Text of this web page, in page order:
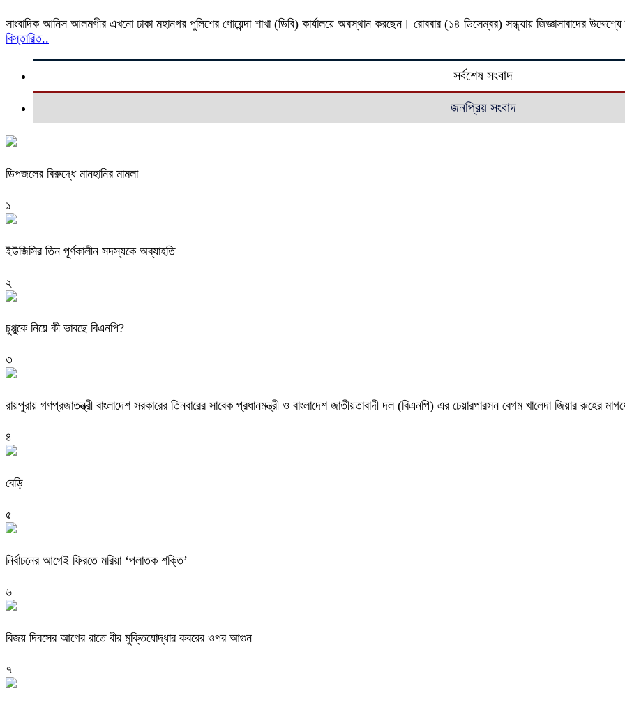
সাংবাদিক আনিস আলমগীর এখনো ঢাকা মহানগর পুলিশের গোয়েন্দা শাখা (ডিবি) কার্যালয়ে অবস্থান করছেন। রোববার (১৪ ডিসেম্বর) সন্ধ্যায় জিজ্ঞাসাবাদের উদ্দেশ্যে
বিস্তারিত..
সর্বশেষ সংবাদ
জনপ্রিয় সংবাদ
ডিপজলের বিরুদ্ধে মানহানির মামলা
১
ইউজিসির তিন পূর্ণকালীন সদস্যকে অব্যাহতি
২
চুপ্পুকে নিয়ে কী ভাবছে বিএনপি?
৩
রায়পুরায় গণপ্রজাতন্ত্রী বাংলাদেশ সরকারের তিনবারের সাবেক প্রধানমন্ত্রী ও বাংলাদেশ জাতীয়তাবাদী দল (বিএনপি) এর চেয়ারপারসন বেগম খালেদা জিয়ার রুহের
৪
বেড়ি
৫
নির্বাচনের আগেই ফিরতে মরিয়া ‘পলাতক শক্তি’
৬
বিজয় দিবসের আগের রাতে বীর মুক্তিযোদ্ধার কবরের ওপর আগুন
৭